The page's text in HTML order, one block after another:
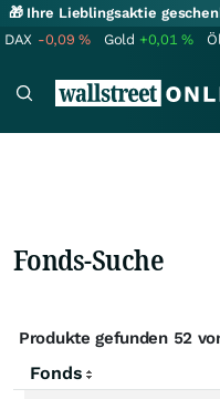
🎁 Ihre Lieblingsaktie
DAX -0,09% Gold +0,01%
Fonds-Suche
Produkte gefunden 52
Fonds